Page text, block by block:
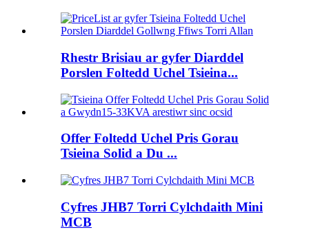
Rhestr Brisiau ar gyfer Diarddel
Porslen Foltedd Uchel Tsieina...
Offer Foltedd Uchel Pris Gorau
Tsieina Solid a Du ...
Cyfres JHB7 Torri Cylchdaith Mini
MCB